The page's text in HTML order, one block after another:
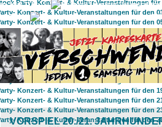
KULTUR
GAY
VORSPIEL 20./21.